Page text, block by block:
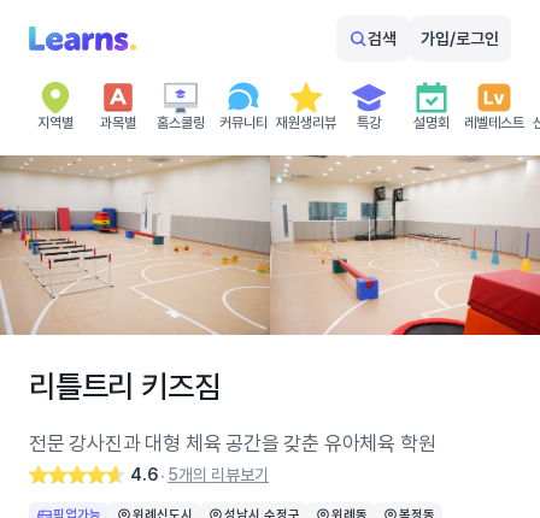
검색 가입/로그인
지역별 과목별 홈스쿨링 커뮤니티 재원생리뷰 특강 설명회 레벨테스트
리틀트리 키즈짐
전문 강사진과 대형 체육 공간을 갖춘 유아체육 학원
4.6‧ 5개의 리뷰보기